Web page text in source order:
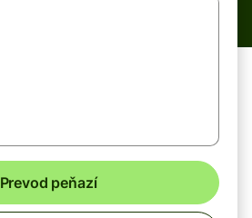
Prevod peňazí